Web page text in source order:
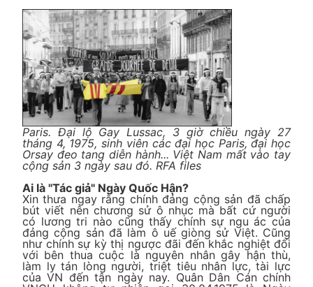
Paris. Đại lộ Gay Lussac, 3 giờ chiều ngày 27
tháng 4, 1975, sinh viên các đại học Paris, đại học
Orsay đeo tang diễn hành... Việt Nam mất vào tay
cộng sản 3 ngày sau đó. RFA files
Ai là "Tác giả" Ngày Quốc Hận?
Xin thưa ngay rằng chính đảng cộng sản đã chấp
bút viết nên chương sử ô nhục mà bất cứ người
có lương tri nào cũng thấy chính sự ngu ác của
đảng cộng sản đã làm ô uế giòng sử Việt. Cũng
như chính sự kỳ thị ngược đãi đến khắc nghiệt đối
với bên thua cuộc là nguyên nhân gây hận thù,
làm ly tán lòng người, triệt tiêu nhân lực, tài lực
của VN đến tận ngày nay. Quân Dân Cán chính